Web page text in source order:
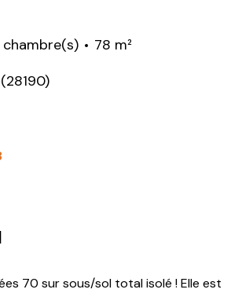
chambre(s)
78 m²
70 sur sous/sol total isolé ! Elle est